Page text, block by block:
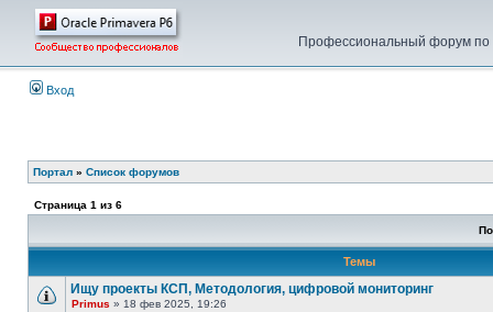
Профессиональный форум по
Вход
Портал » Список форумов
Страница 1 из 6
Темы
Ищу проекты КСП, Методология, цифровой мониторинг
Primus » 18 фев 2025, 19:26